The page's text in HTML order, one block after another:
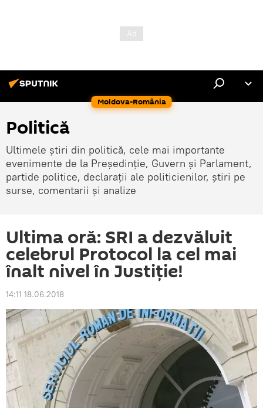
Moldova-România
Politică
Ultimele știri din politică, cele mai importante
evenimente de la Președinție, Guvern și Parlament,
partide politice, declarații ale politicienilor, știri pe
surse, comentarii și analize
Ultima oră: SRI a dezvăluit
celebrul Protocol la cel mai
înalt nivel în Justiție!
14:11 18.06.2018